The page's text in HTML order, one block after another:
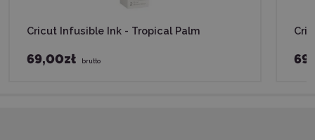
Cricut Infusible Ink - Tropical Palm
69,00zł brutto